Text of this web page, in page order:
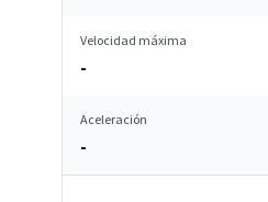
Velocidad máxima
-
Aceleración
-